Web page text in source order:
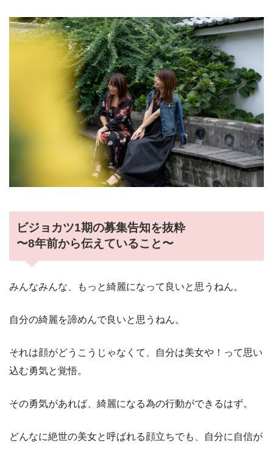
ビジョカツ1期の募集告知を抜粋
〜8年前から伝えていること〜
みんなみんな、もっと綺麗になって良いと思うねん。
自分の綺麗を諦めんで良いと思うねん。
それは顔がどうこうじゃなくて、自分は美女や！って思い
込む勇気と覚悟。
その勇気があれば、綺麗になる為の行動ができるはず。
どんなに絶世の美女と呼ばれる顔立ちでも、自分に自信が